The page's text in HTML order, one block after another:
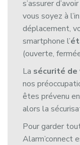
s’assurer
vous soyez à
déplacement,
smartphone l’
(ouverte,
La sécurité
nos
êtes prévenu
alors la
Pour garder
Alarm’connect